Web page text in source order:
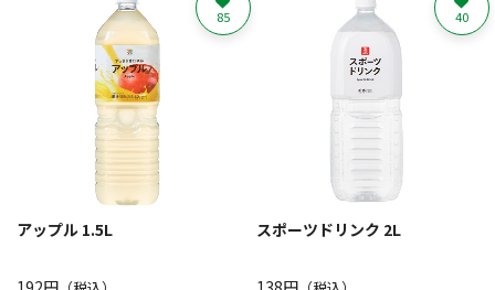
アップル 1.5L
85
スポーツドリンク 2L
40